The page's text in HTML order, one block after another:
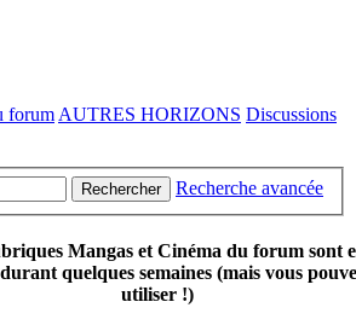
forum AUTRES HORIZONS Discussions
Rechercher Recherche avancée
Mangas et Cinéma du forum sont
quelques semaines (mais vous
utiliser !)